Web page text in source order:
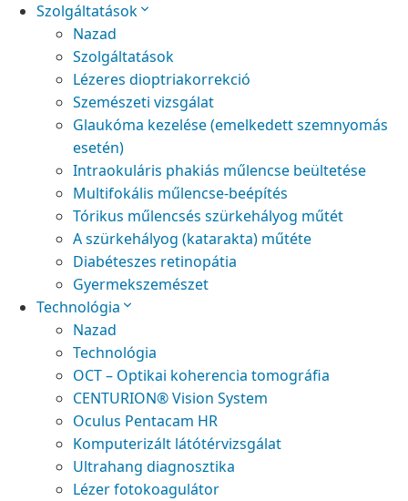
Szolgáltatások
Nazad
Szolgáltatások
Lézeres dioptriakorrekció
Szemészeti vizsgálat
Glaukóma kezelése (emelkedett szemnyomás
esetén)
Intraokuláris phakiás műlencse beültetése
Multifokális műlencse-beépítés
Tórikus műlencsés szürkehályog műtét
A szürkehályog (katarakta) műtéte
Diabéteszes retinopátia
Gyermekszemészet
Technológia
Nazad
Technológia
OCT – Optikai koherencia tomográfia
CENTURION® Vision System
Oculus Pentacam HR
Komputerizált látótérvizsgálat
Ultrahang diagnosztika
Lézer fotokoagulátor